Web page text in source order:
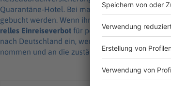
Quaran­täne-Hotel. Bei manchen Hotels,
gebucht werden. Wenn ihr aber zum Beispiel mit
rel­les Einrei­se­ver­bot für posi­tiv getes­tete
nach Deut­sch­land ein, werden seine Daten aber
nom­men und an die zustän­di­gen Behör­den